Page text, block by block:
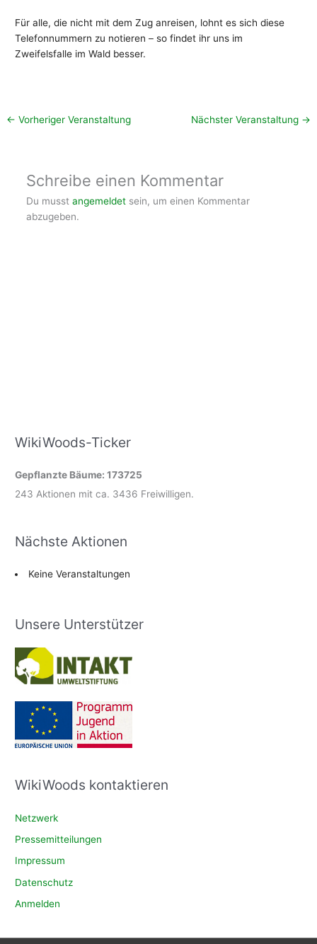
Für alle, die nicht mit dem Zug anreisen, lohnt es sich diese
Telefonnummern zu notieren – so findet ihr uns im
Zweifelsfalle im Wald besser.
← Vorheriger Veranstaltung Nächster Veranstaltung →
Schreibe einen Kommentar
Du musst angemeldetsein, um einen Kommentar
abzugeben.
WikiWoods-Ticker
Gepflanzte Bäume: 173725
243 Aktionen mit ca. 3436 Freiwilligen.
Nächste Aktionen
Keine Veranstaltungen
Unsere Unterstützer
WikiWoods kontaktieren
Netzwerk
Pressemitteilungen
Impressum
Datenschutz
Anmelden